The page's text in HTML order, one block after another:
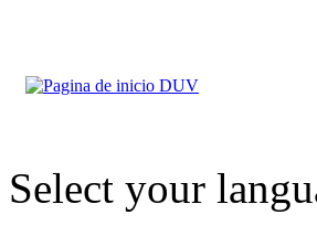
Select your